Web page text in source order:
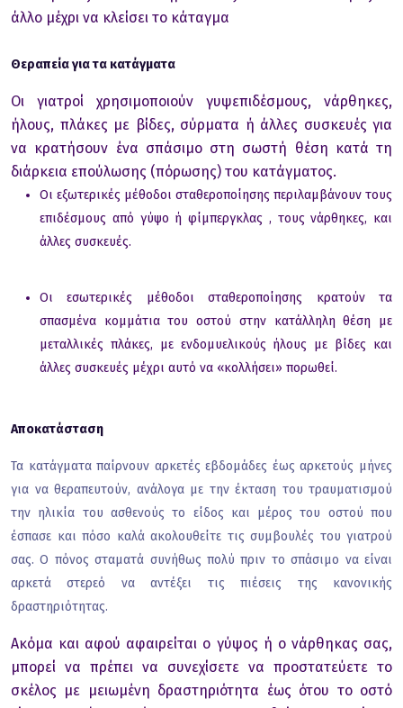
άλλο μέχρι να κλείσει το κάταγμα
Θεραπεία για τα κατάγματα
Οι γιατροί χρησιμοποιούν γυψεπιδέσμους, νάρθηκες,
ήλους, πλάκες με βίδες, σύρματα ή άλλες συσκευές για
να κρατήσουν ένα σπάσιμο στη σωστή θέση κατά τη
διάρκεια επούλωσης (πόρωσης) του κατάγματος.
Οι εξωτερικές μέθοδοι σταθεροποίησης περιλαμβάνουν τους
επιδέσμους από γύψο ή φίμπεργκλας , τους νάρθηκες, και
άλλες συσκευές.
Οι εσωτερικές μέθοδοι σταθεροποίησης κρατούν τα
σπασμένα κομμάτια του οστού στην κατάλληλη θέση με
μεταλλικές πλάκες, με ενδομυελικούς ήλους με βίδες και
άλλες συσκευές μέχρι αυτό να «κολλήσει» πορωθεί.
Αποκατάσταση
Τα κατάγματα παίρνουν αρκετές εβδομάδες έως αρκετούς μήνες
για να θεραπευτούν, ανάλογα με την έκταση του τραυματισμού
την ηλικία του ασθενούς το είδος και μέρος του οστού που
έσπασε και πόσο καλά ακολουθείτε τις συμβουλές του γιατρού
σας. Ο πόνος σταματά συνήθως πολύ πριν το σπάσιμο να είναι
αρκετά στερεό να αντέξει τις πιέσεις της κανονικής
δραστηριότητας.
Ακόμα και αφού αφαιρείται ο γύψος ή ο νάρθηκας σας,
μπορεί να πρέπει να συνεχίσετε να προστατεύετε το
σκέλος με μειωμένη δραστηριότητα έως ότου το οστό